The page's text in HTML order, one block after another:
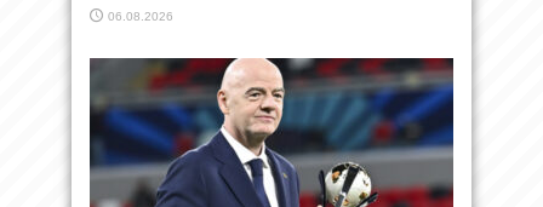
06.08.2026